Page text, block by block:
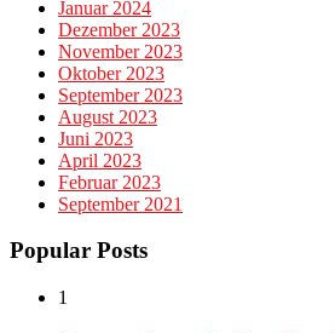
Januar 2024
Dezember 2023
November 2023
Oktober 2023
September 2023
August 2023
Juni 2023
April 2023
Februar 2023
September 2021
Popular Posts
1